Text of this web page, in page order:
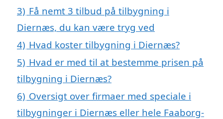
3) Få nemt 3 tilbud på tilbygning i
Diernæs, du kan være tryg ved
4) Hvad koster tilbygning i Diernæs?
5) Hvad er med til at bestemme prisen på
tilbygning i Diernæs?
6) Oversigt over firmaer med speciale i
tilbygninger i Diernæs eller hele Faaborg-